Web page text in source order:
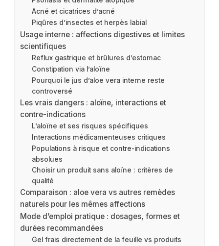
Acné et cicatrices d’acné
Piqûres d’insectes et herpès labial
Usage interne : affections digestives et limites
scientifiques
Reflux gastrique et brûlures d’estomac
Constipation via l’aloïne
Pourquoi le jus d’aloe vera interne reste
controversé
Les vrais dangers : aloïne, interactions et
contre-indications
L’aloïne et ses risques spécifiques
Interactions médicamenteuses critiques
Populations à risque et contre-indications
absolues
Choisir un produit sans aloïne : critères de
qualité
Comparaison : aloe vera vs autres remèdes
naturels pour les mêmes affections
Mode d’emploi pratique : dosages, formes et
durées recommandées
Gel frais directement de la feuille vs produits